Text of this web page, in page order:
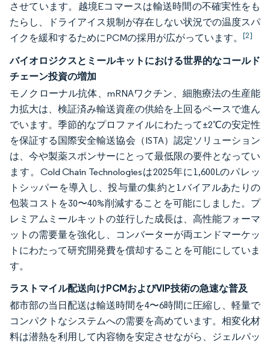
させています。越境Eコマースは輸送時間の不確実性をも
たらし、ドライアイス規制が存在しない状況での温度スパ
イクを緩和するためにPCMの採用が広がっています。 [2]
バイオロジクスとミールキットにおける世界的なコールド
チェーン投資の増加
モノクローナル抗体、mRNAワクチン、細胞療法の生産能
力拡大は、検証済み輸送資産の供給を上回るペースで進ん
でいます。季節的なプロファイルにわたって±2℃の安定性
を保証する国際安全輸送協会（ISTA）認定ソリューション
は、今や製薬スポンサーにとって最低限の要件となってい
ます。Cold Chain Technologiesは2025年に1,600Lのパレッ
トシッパーを導入し、投与量の集約と1バイアルあたりの
包装コストを30〜40%削減することを可能にしました。プ
レミアムミールキットの並行した成長は、高性能フォーマ
ットの需要量を強化し、コンバーターが両エンドマーケッ
トにわたって研究開発費を償却することを可能にしていま
す。
ラストマイル配送向けPCMおよびVIP技術の急速な普及
都市部の当日配送は輸送時間を4〜6時間に圧縮し、軽量で
コンパクトなシステムへの需要を高めています。相変化材
料は潜熱を利用して内容物を安定させながら、ジェルパッ